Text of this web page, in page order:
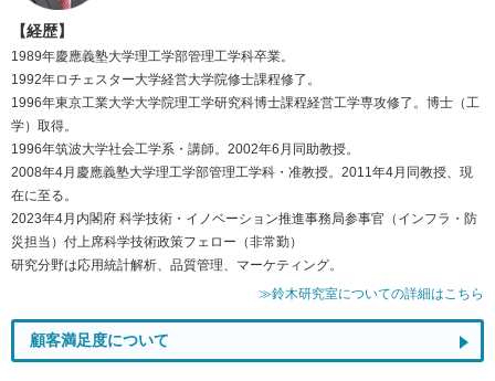
【経歴】
1989年慶應義塾大学理工学部管理工学科卒業。
1992年ロチェスター大学経営大学院修士課程修了。
1996年東京工業大学大学院理工学研究科博士課程経営工学専攻修了。博士（工
学）取得。
1996年筑波大学社会工学系・講師。2002年6月同助教授。
2008年4月慶應義塾大学理工学部管理工学科・准教授。2011年4月同教授、現
在に至る。
2023年4月内閣府 科学技術・イノベーション推進事務局参事官（インフラ・防
災担当）付上席科学技術政策フェロー（非常勤）
研究分野は応用統計解析、品質管理、マーケティング。
≫鈴木研究室についての詳細はこちら
顧客満足度について